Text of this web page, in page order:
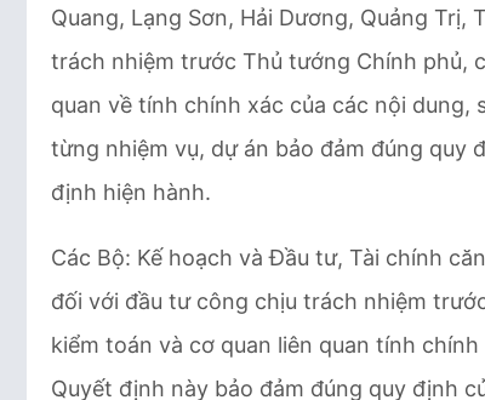
Quang, Lạng Sơn, Hải Dương, Quảng Trị,
trách nhiệm trước Thủ tướng Chính phủ,
quan về tính chính xác của các nội dung,
từng nhiệm vụ, dự án bảo đảm đúng quy
định hiện hành.
Các Bộ: Kế hoạch và Đầu tư, Tài chính
đối với đầu tư công chịu trách nhiệm
kiểm toán và cơ quan liên quan tính
Quyết định này bảo đảm đúng quy định